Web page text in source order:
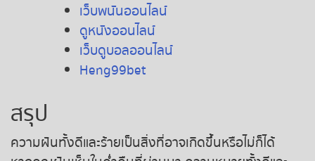
เว็บพนันออนไลน์
ดูหนังออนไลน์
เว็บดูบอลออนไลน์
Heng99bet
สรุป
ความฝันทั้งดีและร้ายเป็นสิ่งที่อาจเกิดขึ้นหรือไม่ก็ได้